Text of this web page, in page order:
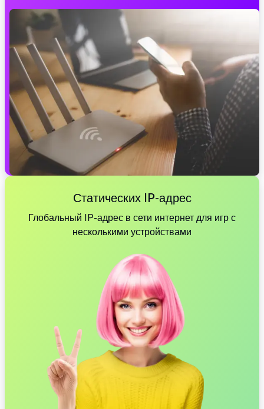
Статических IP-адрес
Глобальный IP-адрес в сети интернет для игр с
несколькими устройствами